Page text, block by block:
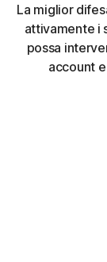
La miglior
attivamente i
possa
account